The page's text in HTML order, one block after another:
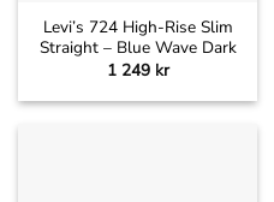
Levi’s 724 High-Rise Slim
Straight – Blue Wave Dark
1 249 kr